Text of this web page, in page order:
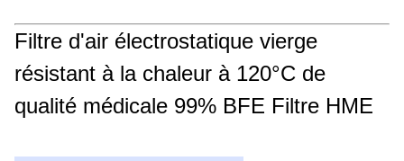
Filtre d'air électrostatique vierge
résistant à la chaleur à 120°C de
qualité médicale 99% BFE Filtre HME